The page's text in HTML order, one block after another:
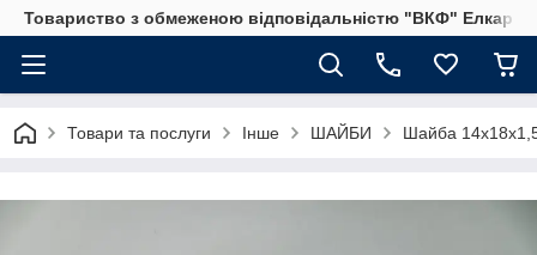
Товариство з обмеженою відповідальністю "ВКФ" Елкар"
Товари та послуги Інше ШАЙБИ Шайба